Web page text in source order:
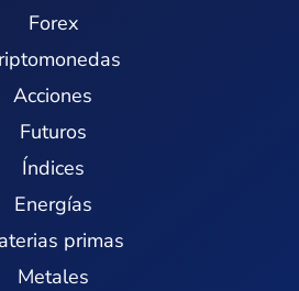
Forex
Acciones
Futuros
Índices
Energías
primas
Metales